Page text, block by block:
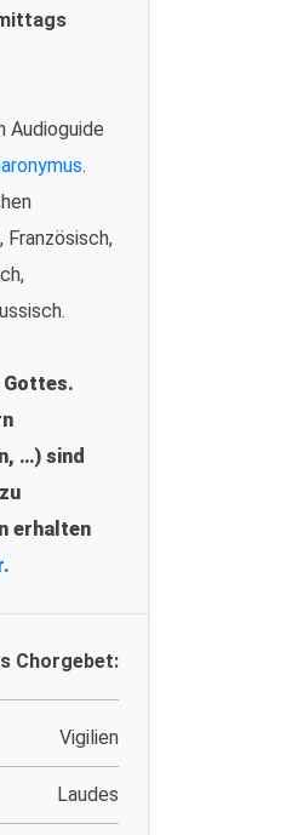
Audioguide
.
Französisch,
Gottes.
…) sind
erhalten
Chorgebet:
Vigilien
Laudes